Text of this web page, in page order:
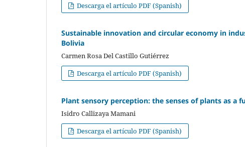
Descarga el artículo PDF (Spanish)
Sustainable innovation and circular economy in
Bolivia
Carmen Rosa Del Castillo Gutiérrez
Descarga el artículo PDF (Spanish)
Plant sensory perception: the senses of plants as a
Isidro Callizaya Mamani
Descarga el artículo PDF (Spanish)